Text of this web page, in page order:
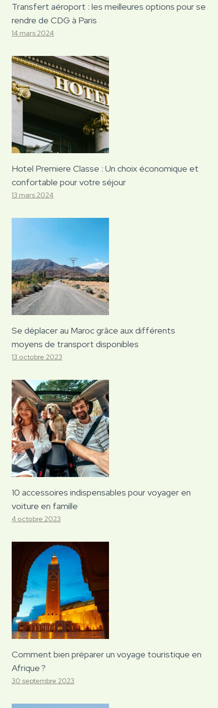
Transfert aéroport : les meilleures options pour se
rendre de CDG à Paris
14 mars 2024
Hotel Premiere Classe : Un choix économique et
confortable pour votre séjour
13 mars 2024
Se déplacer au Maroc grâce aux différents
moyens de transport disponibles
13 octobre 2023
10 accessoires indispensables pour voyager en
voiture en famille
4 octobre 2023
Comment bien préparer un voyage touristique en
Afrique ?
30 septembre 2023